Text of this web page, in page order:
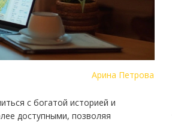
Арина Петрова
с богатой историей и
доступными, позволяя